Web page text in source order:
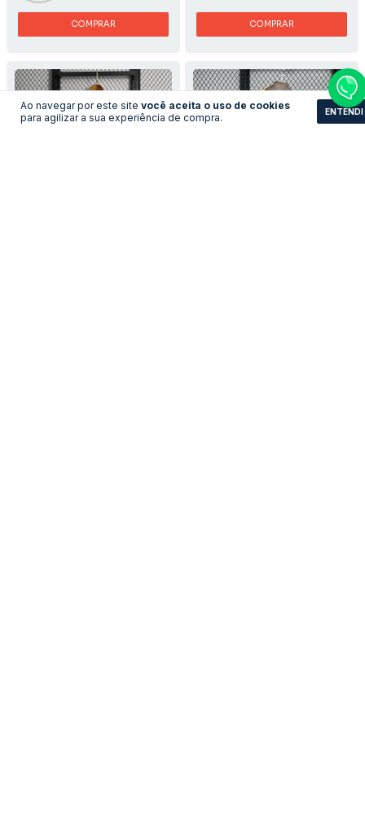
Ao navegar por este site você aceita o uso de cookies
para agilizar a sua experiência de compra.
ENTENDI
COMPRAR COMPRAR